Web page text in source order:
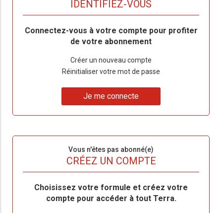
IDENTIFIEZ-VOUS
Body
Connectez-vous à votre compte pour profiter
de votre abonnement
Créer un nouveau compte
de
Réinitialiser votre mot de passe
me
Je me connecte
Vous n'êtes pas abonné(e)
CRÉEZ UN COMPTE
BodyChoisissez votre formule et créez votre
compte pour accéder à tout Terra.